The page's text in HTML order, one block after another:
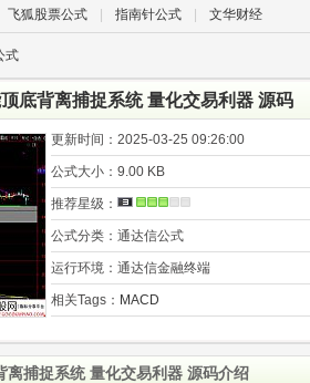
飞狐股票公式 指南针公式 文华财经
式
底背离捕捉系统 量化交易利器 源码
更新时间： 2025-03-25 09:26:00
公式大小： 9.00 KB
推荐星级：
公式分类： 通达信公式
运行环境： 通达信金融终端
相关Tags： MACD
捕捉系统 量化交易利器 源码介绍